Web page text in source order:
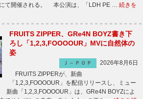
て開催される。 本公演は、「LDH PE … 続きを
FRUITS ZIPPER、GRe4N BOYZ書き下
ろし「1,2,3,FOOOOUR」MVに自然体の
姿
Ｊ－ＰＯＰ
2026年8月6日
FRUITS ZIPPERが、新曲
「1,2,3,FOOOOUR」を配信リリースし、ミュー
曲「1,2,3,FOOOOUR」は、GRe4N BOYZによ